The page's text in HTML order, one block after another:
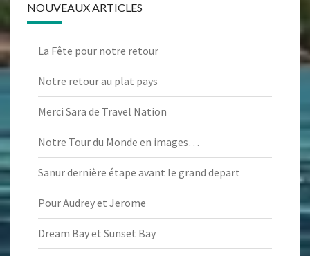
NOUVEAUX ARTICLES
La Fête pour notre retour
Notre retour au plat pays
Merci Sara de Travel Nation
Notre Tour du Monde en images…
Sanur dernière étape avant le grand depart
Pour Audrey et Jerome
Dream Bay et Sunset Bay